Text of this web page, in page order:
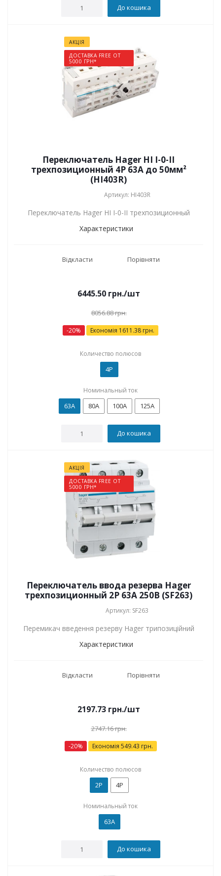
До кошика
АКЦІЯ
ДОСТАВКА FREE ОТ
5000 ГРН*
Переключатель Hager HI I-0-II
трехпозиционный 4P 63А до 50мм²
(HI403R)
Артикул: HI403R
Переключатель Hager HI I-0-II трехпозиционный
Характеристики
Відкласти Порівняти
6445.50 грн./шт
8056.88грн.
-20% Економія 1611.38 грн.
Количество полюсов
4P
Номинальный ток
63А 80А 100А 125А
До кошика
АКЦІЯ
ДОСТАВКА FREE ОТ
5000 ГРН*
Переключатель ввода резерва Hager
трехпозиционный 2P 63А 250В (SF263)
Артикул: SF263
Перемикач введення резерву Hager трипозиційний
Характеристики
Відкласти Порівняти
2197.73 грн./шт
2747.16грн.
-20% Економія 549.43 грн.
Количество полюсов
2P 4P
Номинальный ток
63А
До кошика